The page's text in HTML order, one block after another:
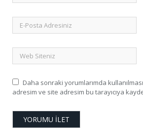
Daha sonraki yorumlarımda
adresim ve site adresim bu tarayıcıya